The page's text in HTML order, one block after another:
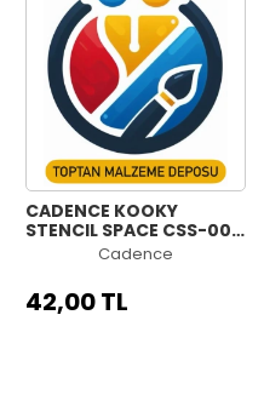
CADENCE KOOKY
STENCIL SPACE CSS-002
15X15CMCadence
42,00 TL